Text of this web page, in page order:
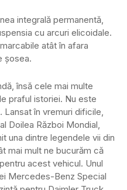
integrală permanentă,
cu arcuri elicoidale.
atât în afara
șosea.
însă cele mai multe
praful istoriei. Nu este
în vremuri dificile,
Doilea Război Mondial,
una dintre legendele vii din
mai mult ne bucurăm că
acest vehicul. Unul
Mercedes-Benz Special